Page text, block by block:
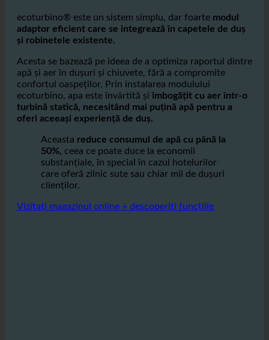
dușurile hotelurilor?
ecoturbino® este un sistem simplu, dar foarte
adaptor eficient care se integrează în capetele de duș
și robinetele existente.
Acesta se bazează pe ideea de a optimiza raportul dintre
apă și aer în dușuri și chiuvete, fără a compromite
confortul oaspeților. Prin instalarea modulului
ecoturbino, apa este învârtită și
turbină statică, necesitând mai puțină apă pentru a
oferi aceeași experiență de duș.
Aceasta reduce consumul de apă cu până la
50%, ceea ce poate duce la economii
substanțiale, în special în cazul hotelurilor
care oferă zilnic sute sau chiar mii de dușuri